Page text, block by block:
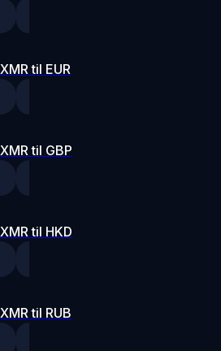
XMR til EUR
XMR til GBP
XMR til HKD
XMR til RUB